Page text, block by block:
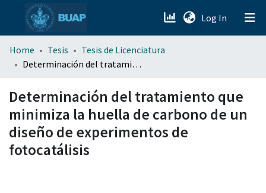
Log In (current)
menu.section.about_menu
Home Tesis
Tesis de Licenciatura
Determinación del tratamiento que minimiza la huella de carbono de un diseño de experimentos de fotocatálisis
Determinación del tratamiento que
minimiza la huella de carbono de un
diseño de experimentos de
fotocatálisis